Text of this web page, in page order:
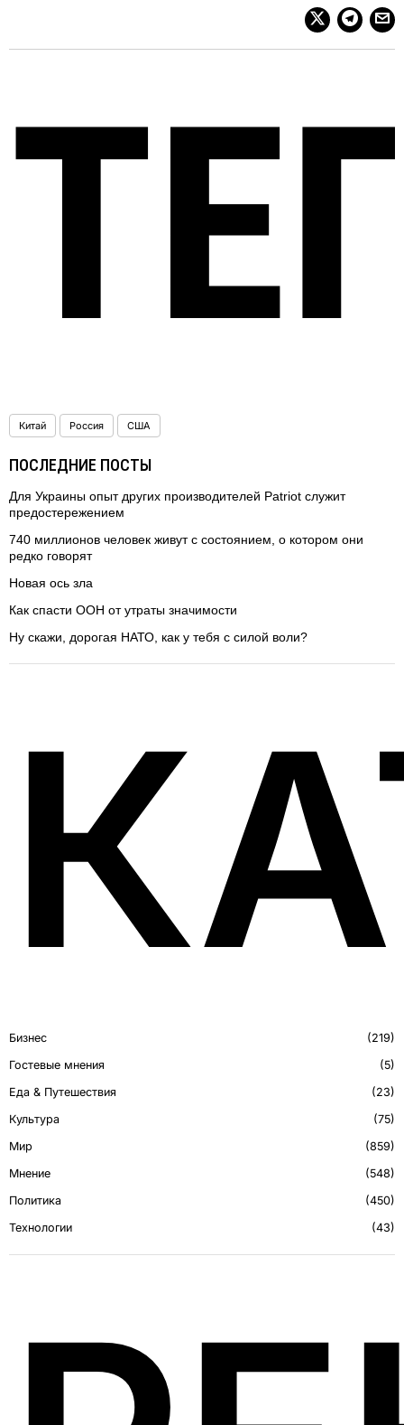
Китай Россия США
ПОСЛЕДНИЕ ПОСТЫ
Для Украины опыт других производителей Patriot служит
предостережением
740 миллионов человек живут с состоянием, о котором они
редко говорят
Новая ось зла
Как спасти ООН от утраты значимости
Ну скажи, дорогая НАТО, как у тебя с силой воли?
Бизнес
219
Гостевые мнения
5
Еда & Путешествия
23
Культура
75
Мир
859
Мнение
548
Политика
450
Технологии
43